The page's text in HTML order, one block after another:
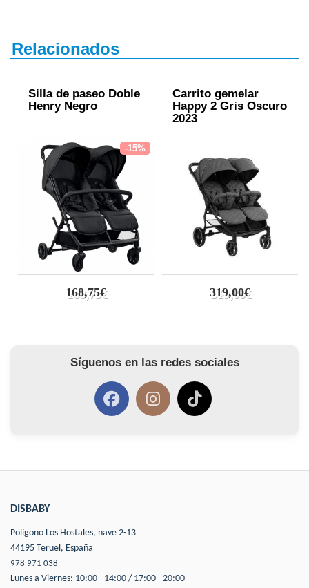
Relacionados
Silla de paseo Doble
Henry Negro
-15%
168,75€
Carrito gemelar
Happy 2 Gris Oscuro
2023
319,00€
Síguenos en las redes sociales
DISBABY
Polígono Los Hostales, nave 2-13
44195 Teruel, España
978 971 038
Lunes a Viernes: 10:00 - 14:00 / 17:00 - 20:00